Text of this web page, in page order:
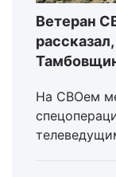
Ветеран
На СВОем